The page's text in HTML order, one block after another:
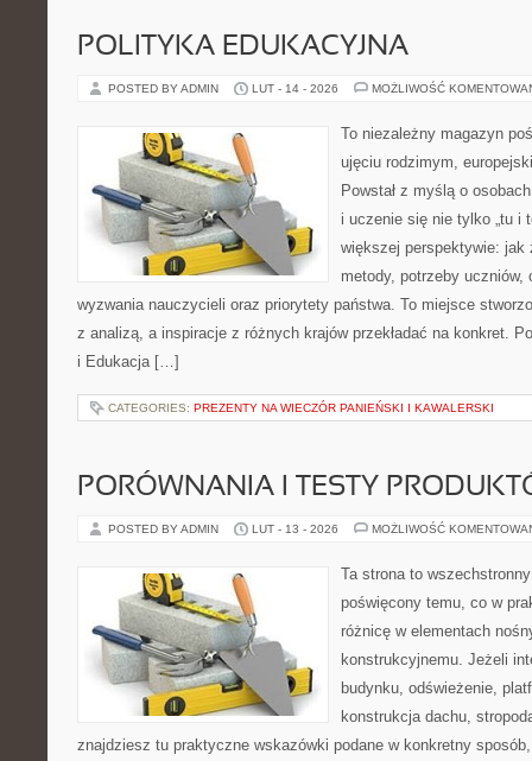
POLITYKA EDUKACYJNA
POSTED BY ADMIN LUT - 14 - 2026 MOŻLIWOŚĆ
To niezależny magazyn
ujęciu rodzimym,
Powstał z myślą o
i uczenie się nie tylko „tu i
większej perspektywie: jak
metody, potrzeby
wyzwania nauczycieli oraz priorytety państwa. To miejsce
z analizą, a inspiracje z różnych krajów przekładać na konkret.
i Edukacja […]
CATEGORIES: PREZENTY NA WIECZÓR PANIEŃSKI I KAWALERSKI
PORÓWNANIA I TESTY
POSTED BY ADMIN LUT - 13 - 2026 MOŻLIWOŚĆ
Ta strona to
poświęcony temu, co w
różnicę w elementach
konstrukcyjnemu. Jeżeli
budynku, odświeżenie,
konstrukcja dachu,
znajdziesz tu praktyczne wskazówki podane w konkretny